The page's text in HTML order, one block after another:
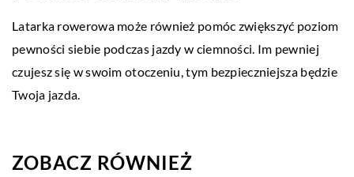
Latarka rowerowa może również pomóc zwiększyć poziom
pewności siebie podczas jazdy w ciemności. Im pewniej
czujesz się w swoim otoczeniu, tym bezpieczniejsza będzie
Twoja jazda.
ZOBACZ RÓWNIEŻ